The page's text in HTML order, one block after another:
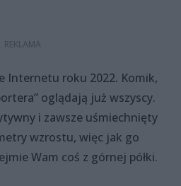
Internetu roku 2022. Komik,
oglądają już wszyscy.
i zawsze uśmiechnięty
wzrostu, więc jak go
Wam coś z górnej półki.